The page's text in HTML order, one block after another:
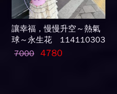
讓幸福，慢慢升空～熱氣
球～永生花 114110303
7000 4780